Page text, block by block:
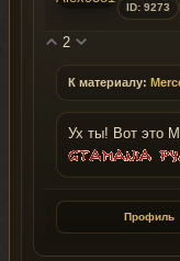
ID: 9273
2
К материалу:
Ух ты! Вот это
Профиль